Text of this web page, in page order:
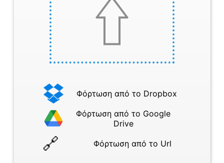
Φόρτωση από το Dropbox
Φόρτωση από το Google
Drive
Φόρτωση από το Url